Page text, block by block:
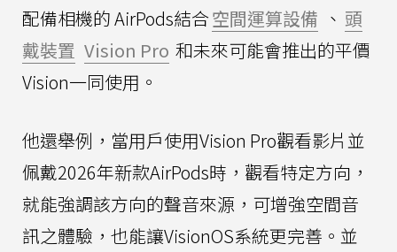
配備相機的 AirPods結合空間運算設備 、 頭
戴裝置 Vision Pro 和未來可能會推出的平價
Vision一同使用。
他還舉例，當用戶使用Vision Pro觀看影片並
佩戴2026年新款AirPods時，觀看特定方向，
就能強調該方向的聲音來源，可增強空間音
訊之體驗，也能讓VisionOS系統更完善。並